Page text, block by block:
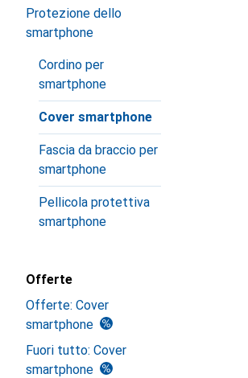
Protezione dello
smartphone
Cordino per
smartphone
Cover smartphone
Fascia da braccio per
smartphone
Pellicola protettiva
smartphone
Offerte
Offerte: Cover
smartphone
Fuori tutto: Cover
smartphone